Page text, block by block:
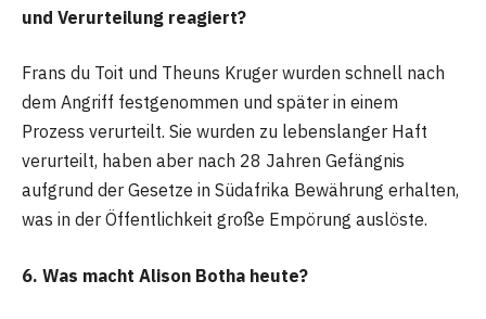
und Verurteilung reagiert?
Frans du Toit und Theuns Kruger wurden schnell nach
dem Angriff festgenommen und später in einem
Prozess verurteilt. Sie wurden zu lebenslanger Haft
verurteilt, haben aber nach 28 Jahren Gefängnis
aufgrund der Gesetze in Südafrika Bewährung erhalten,
was in der Öffentlichkeit große Empörung auslöste.
6. Was macht Alison Botha heute?